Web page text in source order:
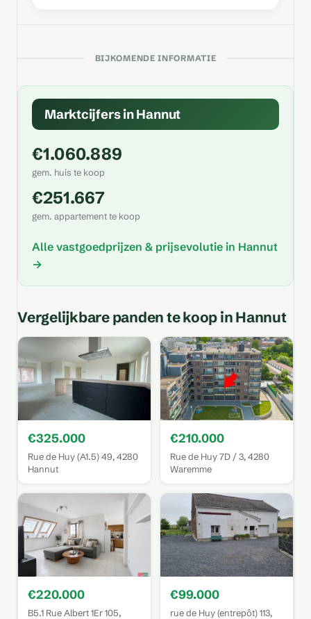
BIJKOMENDE INFORMATIE
Marktcijfers in Hannut
€1.060.889
gem. huis te koop
€251.667
gem. appartement te koop
Alle vastgoedprijzen & prijsevolutie in Hannut
→
Vergelijkbare panden te koop in Hannut
€325.000
Rue de Huy (A1.5) 49, 4280
Hannut
€210.000
Rue de Huy 7D / 3, 4280
Waremme
€220.000
B5.1 Rue Albert 1Er 105,
€99.000
rue de Huy (entrepôt) 113,